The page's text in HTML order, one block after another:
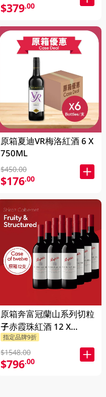
$379.00
原箱夏迪VR梅洛紅酒 6 X
750ML
$450.00
$176.00
原箱奔富冠蘭山系列切粒
子赤霞珠紅酒 12 X
750ML
指定品牌9折
$1548.00
$796.00